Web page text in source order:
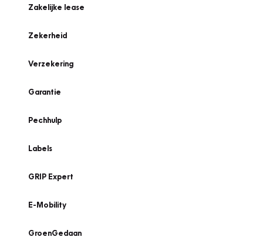
Zakelijke lease
Zekerheid
Verzekering
Garantie
Pechhulp
Labels
GRIP Expert
E-Mobility
GroenGedaan